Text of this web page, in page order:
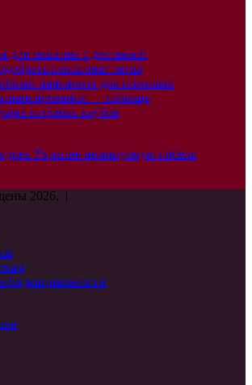
для машины с доставкой
пансионат легко
пансионат для пожилых
— помощь
игровых клубов
Украине неминуемую гибель
2026, |